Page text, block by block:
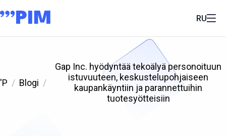
RU
'P Blogi
Gap Inc. hyödyntää tekoälyä personoituun
istuvuuteen, keskustelupohjaiseen
kaupankäyntiin ja parannettuihin
tuotesyötteisiin